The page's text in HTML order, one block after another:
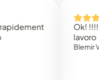
Ok! !!!! Tutto